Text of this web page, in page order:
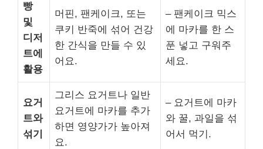
빵
및
디저
트에
활용
머핀, 팬케이크, 또는
쿠키 반죽에 섞어 건강
한 간식을 만들 수 있
어요.
– 팬케이크 믹스
에 마카를 한 스
푼 넣고 구워주
세요.
요거
트와
섞기
그리스 요거트나 일반
요거트에 마카를 추가
하면 영양가가 높아져
요.
– 요거트에 마카
와 꿀, 과일을 섞
어서 먹기.